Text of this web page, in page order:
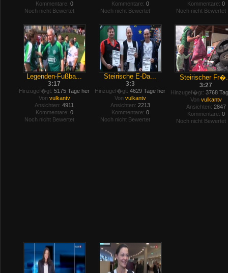
Kommentare: 0
Noch nicht Bewertet
Kommentare: 0
Noch nicht Bewertet
Kommentare: 0
Noch nicht Bewertet
Legenden-Fußba...
3:17
Hinzugef�gt: 5175 Tage her
Von vulkantv
Ansichten: 4911
Kommentare: 0
Noch nicht Bewertet
Steirische E-Da...
3:3
Hinzugef�gt: 4629 Tage her
Von vulkantv
Ansichten: 2213
Kommentare: 0
Noch nicht Bewertet
Steirischer
3:27
Hinzugef�gt: 3768
Von vulkantv
Ansichten: 2847
Kommentare: 0
Noch nicht Bewertet